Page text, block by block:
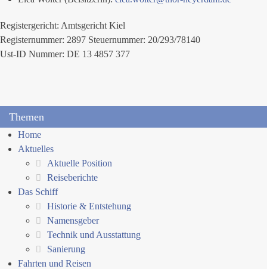
Registergericht: Amtsgericht Kiel
Registernummer: 2897 Steuernummer: 20/293/78140
Ust-ID Nummer: DE 13 4857 377
Themen
Home
Aktuelles
Aktuelle Position
Reiseberichte
Das Schiff
Historie & Entstehung
Namensgeber
Technik und Ausstattung
Sanierung
Fahrten und Reisen